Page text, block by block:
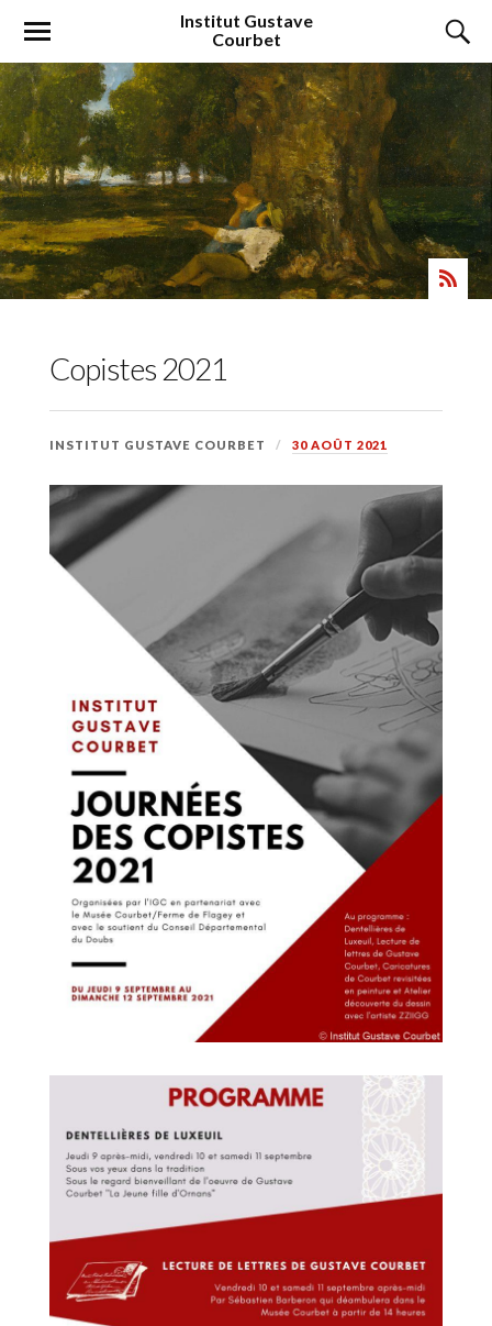
Institut Gustave
Courbet
Copistes 2021
INSTITUT GUSTAVE COURBET 30 AOÛT 2021